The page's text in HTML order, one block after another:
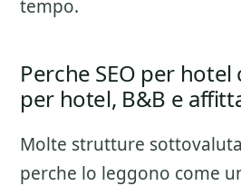
tempo.
Perche SEO per
per hotel, B&B e
Molte strutture
perche lo leggono come